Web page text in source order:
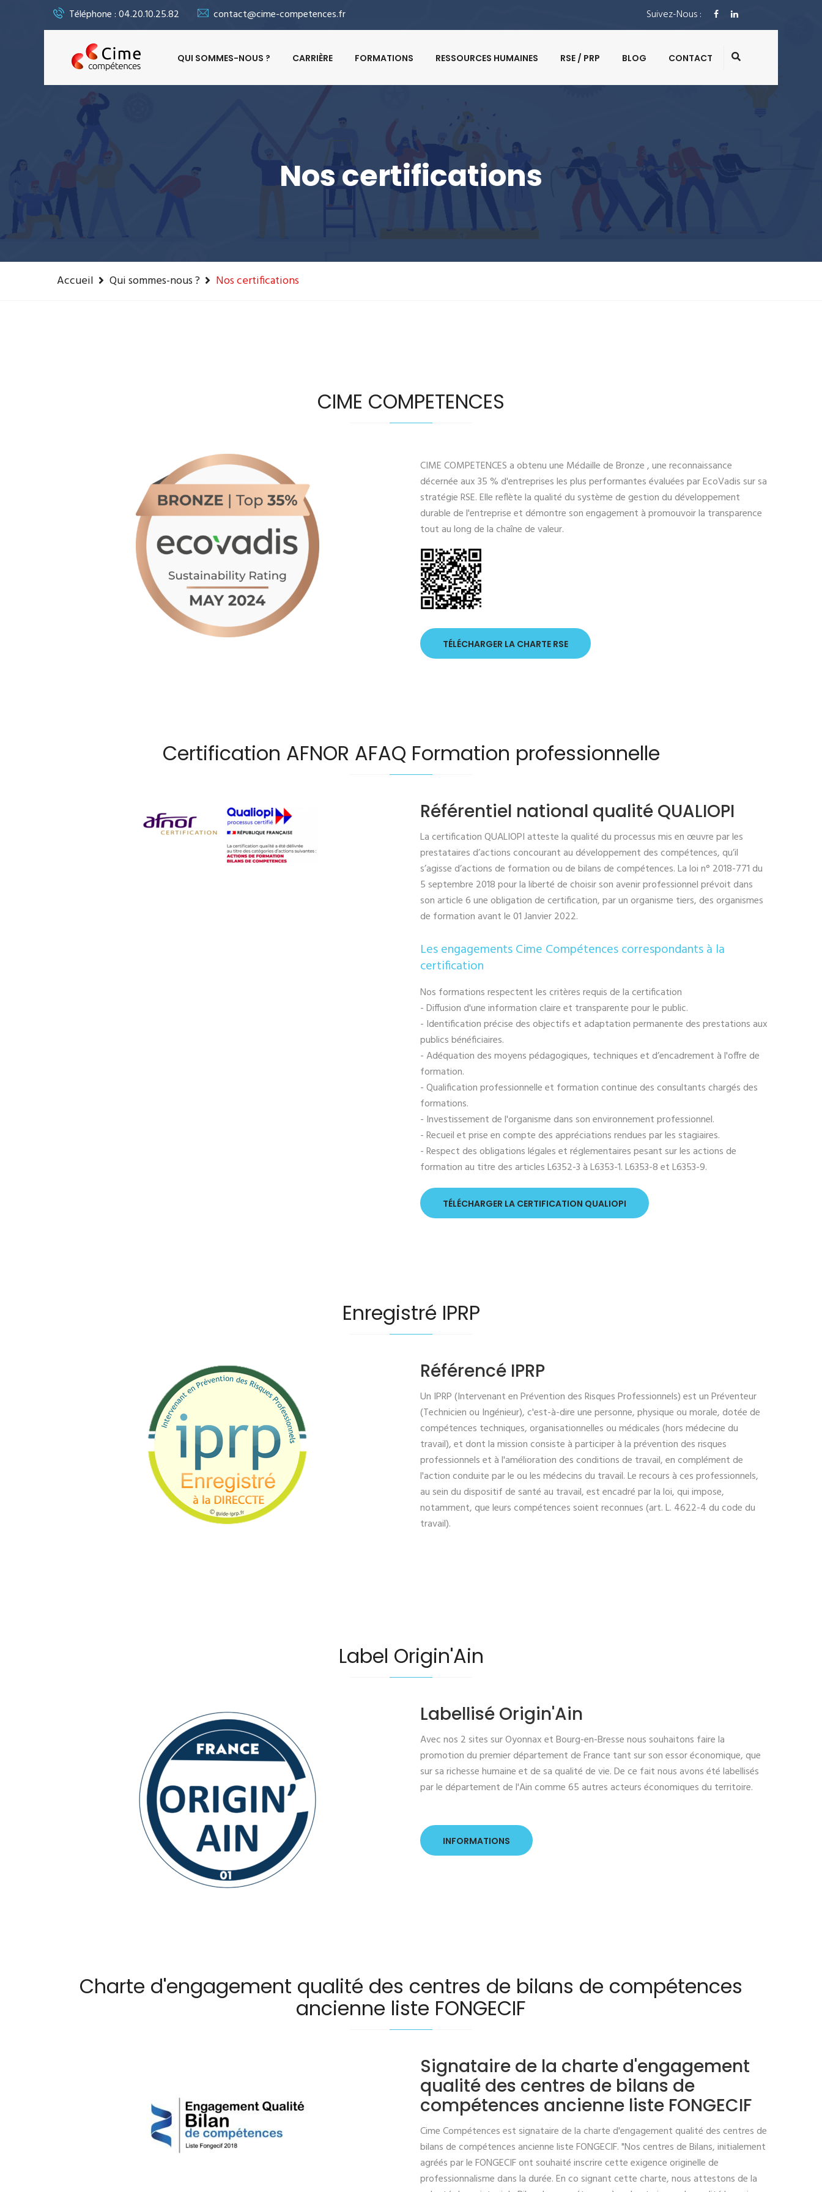
Téléphone : 04.20.10.25.82 contact@cime-competences.fr Suivez-Nous :
QUI SOMMES-NOUS ? CARRIÈRE FORMATIONS RESSOURCES HUMAINES RSE / PRP BLOG CONTACT
Nos certifications
Accueil Qui sommes-nous ? Nos certifications
CIME COMPETENCES
CIME COMPETENCES a obtenu une Médaille de Bronze , une reconnaissance
décernée aux 35 % d'entreprises les plus performantes évaluées par EcoVadis sur sa
stratégie RSE. Elle reflète la qualité du système de gestion du développement
durable de l'entreprise et démontre son engagement à promouvoir la transparence
tout au long de la chaîne de valeur.
TÉLÉCHARGER LA CHARTE RSE
Certification AFNOR AFAQ Formation professionnelle
Référentiel national qualité QUALIOPI
La certification QUALIOPI atteste la qualité du processus mis en œuvre par les
prestataires d’actions concourant au développement des compétences, qu’il
s’agisse d’actions de formation ou de bilans de compétences. La loi n° 2018-771 du
5 septembre 2018 pour la liberté de choisir son avenir professionnel prévoit dans
son article 6 une obligation de certification, par un organisme tiers, des organismes
de formation avant le 01 Janvier 2022.
Les engagements Cime Compétences correspondants à la
certification
Nos formations respectent les critères requis de la certification
- Diffusion d'une information claire et transparente pour le public.
- Identification précise des objectifs et adaptation permanente des prestations aux
publics bénéficiaires.
- Adéquation des moyens pédagogiques, techniques et d’encadrement à l'offre de
formation.
- Qualification professionnelle et formation continue des consultants chargés des
formations.
- Investissement de l'organisme dans son environnement professionnel.
- Recueil et prise en compte des appréciations rendues par les stagiaires.
- Respect des obligations légales et réglementaires pesant sur les actions de
formation au titre des articles L6352-3 à L6353-1. L6353-8 et L6353-9.
TÉLÉCHARGER LA CERTIFICATION QUALIOPI
Enregistré IPRP
Référencé IPRP
Un IPRP (Intervenant en Prévention des Risques Professionnels) est un Préventeur
(Technicien ou Ingénieur), c'est-à-dire une personne, physique ou morale, dotée de
compétences techniques, organisationnelles ou médicales (hors médecine du
travail), et dont la mission consiste à participer à la prévention des risques
professionnels et à l'amélioration des conditions de travail, en complément de
l'action conduite par le ou les médecins du travail. Le recours à ces professionnels,
au sein du dispositif de santé au travail, est encadré par la loi, qui impose,
notamment, que leurs compétences soient reconnues (art. L. 4622-4 du code du
travail).
Label Origin'Ain
Labellisé Origin'Ain
Avec nos 2 sites sur Oyonnax et Bourg-en-Bresse nous souhaitons faire la
promotion du premier département de France tant sur son essor économique, que
sur sa richesse humaine et de sa qualité de vie. De ce fait nous avons été labellisés
par le département de l'Ain comme 65 autres acteurs économiques du territoire.
INFORMATIONS
Charte d'engagement qualité des centres de bilans de compétences
ancienne liste FONGECIF
Signataire de la charte d'engagement
qualité des centres de bilans de
compétences ancienne liste FONGECIF
Cime Compétences est signataire de la charte d'engagement qualité des centres de
bilans de compétences ancienne liste FONGECIF. "Nos centres de Bilans, initialement
agréés par le FONGECIF ont souhaité inscrire cette exigence originelle de
professionnalisme dans la durée. En co signant cette charte, nous attestons de la